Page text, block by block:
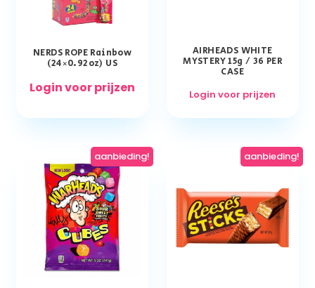
NERDS ROPE Rainbow
(24×0.92oz) US
Login voor prijzen
AIRHEADS WHITE
MYSTERY 15g / 36 PER
CASE
Login voor prijzen
aanbieding! aanbieding!